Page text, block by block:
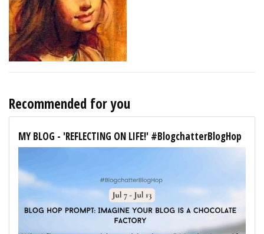
Recommended for you
MY BLOG - 'REFLECTING ON LIFE!' #BlogchatterBlogHop